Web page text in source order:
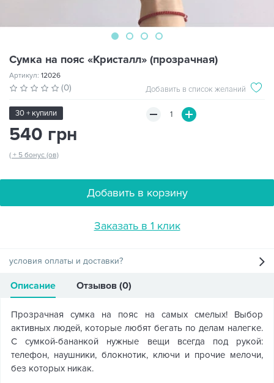
Сумка на пояс «Кристалл» (прозрачная)
Артикул: 12026
(0) Добавить в список желаний
30 + купили
540 грн
( + 5 бонус (ов)
Добавить в корзину
Заказать в 1 клик
условия оплаты и доставки?
Описание Отзывов (0)
Прозрачная сумка на пояс на самых смелых! Выбор
активных людей, которые любят бегать по делам налегке.
С сумкой-бананкой нужные вещи всегда под рукой:
телефон, наушники, блокнотик, ключи и прочие мелочи,
без которых никак.